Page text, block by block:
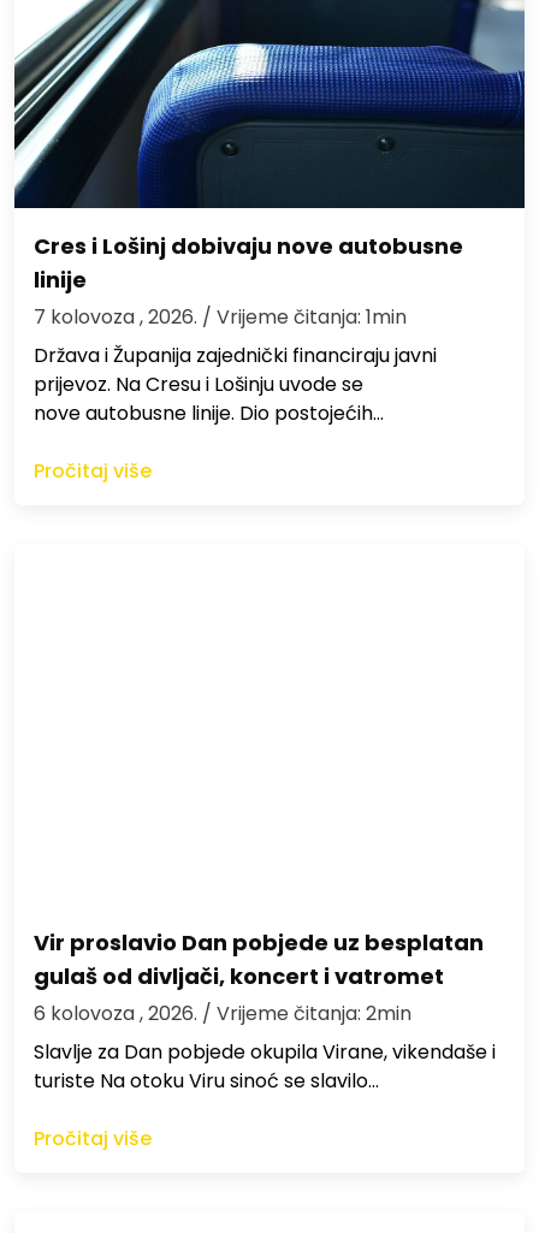
Cres i Lošinj dobivaju nove autobusne
linije
7 kolovoza , 2026. / Vrijeme čitanja: 1min
Država i Županija zajednički financiraju javni
prijevoz. Na Cresu i Lošinju uvode se
nove autobusne linije. Dio postojećih…
Pročitaj više
Vir proslavio Dan pobjede uz besplatan
gulaš od divljači, koncert i vatromet
6 kolovoza , 2026. / Vrijeme čitanja: 2min
Slavlje za Dan pobjede okupila Virane, vikendaše i
turiste Na otoku Viru sinoć se slavilo…
Pročitaj više